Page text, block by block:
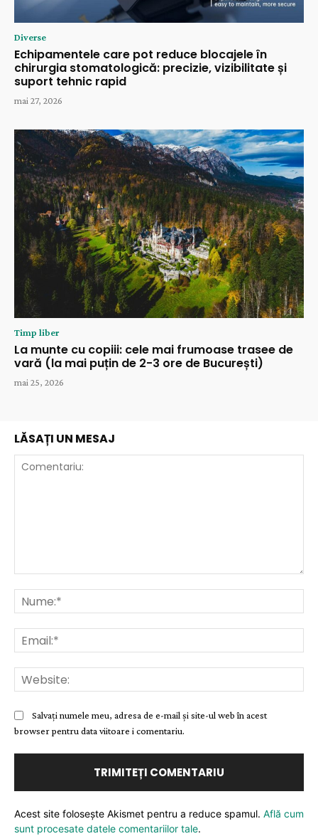
Diverse
Echipamentele care pot reduce blocajele în
chirurgia stomatologică: precizie, vizibilitate și
suport tehnic rapid
mai 27, 2026
Timp liber
La munte cu copiii: cele mai frumoase trasee de
vară (la mai puțin de 2-3 ore de București)
mai 25, 2026
LĂSAȚI UN MESAJ
Salvați numele meu, adresa de e-mail și site-ul web în acest
browser pentru data viitoare i comentariu.
Acest site folosește Akismet pentru a reduce spamul. Află cum
sunt procesate datele comentariilor tale.